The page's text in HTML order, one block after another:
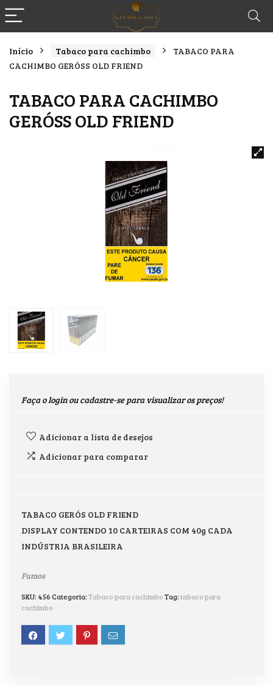
Início Tabaco para cachimbo
TABACO PARA
CACHIMBO GERÓSS OLD FRIEND
TABACO PARA CACHIMBO
GERÓSS OLD FRIEND
Faça o login ou cadastre-se para visualizar os preços!
Adicionar a lista de desejos
Adicionar para comparar
TABACO GERÓS OLD FRIEND
DISPLAY CONTENDO 10 CARTEIRAS COM 40g CADA
INDÚSTRIA BRASILEIRA
Fumos
SKU: 456Categoria:Tabaco para cachimboTag:tabaco para
cachimbo